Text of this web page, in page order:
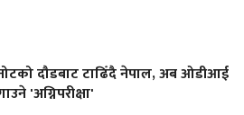
दौडबाट टाढिँदै नेपाल, अब ओडीआई
'अग्निपरीक्षा'